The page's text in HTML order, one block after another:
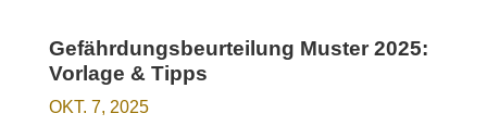
Gefährdungsbeurteilung Muster 2025:
Vorlage & Tipps
OKT. 7, 2025